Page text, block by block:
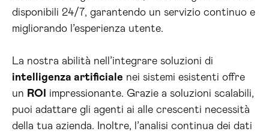
disponibili 24/7, garantendo un servizio continuo e
migliorando l’esperienza utente.
La nostra abilità nell’integrare soluzioni di
intelligenza artificiale nei sistemi esistenti offre
un ROI
impressionante. Grazie a soluzioni scalabili,
puoi adattare gli agenti ai alle crescenti necessità
della tua azienda. Inoltre, l’analisi continua dei dati